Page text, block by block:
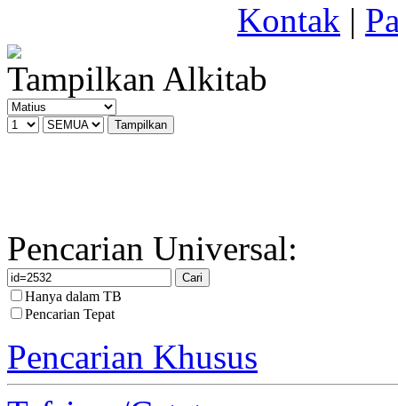
Kontak |
Tampilkan Alkitab
Pencarian Universal:
Hanya dalam TB
Pencarian Tepat
Pencarian Khusus